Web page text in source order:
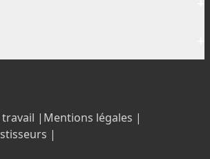
| Mentions légales |
|